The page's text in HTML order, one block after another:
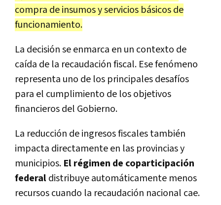
compra de insumos y servicios básicos de
funcionamiento.
La decisión se enmarca en un contexto de
caída de la recaudación fiscal. Ese fenómeno
representa uno de los principales desafíos
para el cumplimiento de los objetivos
financieros del Gobierno.
La reducción de ingresos fiscales también
impacta directamente en las provincias y
municipios. El régimen de coparticipación
federaldistribuye automáticamente menos
recursos cuando la recaudación nacional cae.